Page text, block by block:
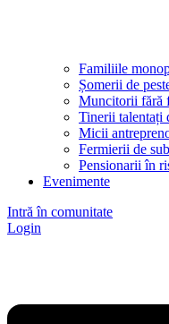
Familiile
Șomerii de
Muncitorii fără
Tinerii talentați
Micii
Fermierii de
Pensionarii în
Evenimente
Intră în comunitate
Login